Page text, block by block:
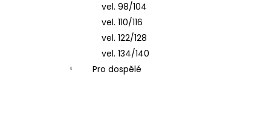
vel. 98/104
vel. 110/116
vel. 122/128
vel. 134/140
Pro dospělé